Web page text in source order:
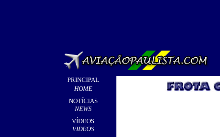
PRINCIPAL
HOME
NOTÍCIAS
NEWS
VÍDEOS
VIDEOS